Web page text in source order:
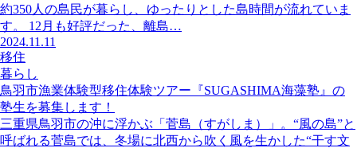
約350人の島民が暮らし、ゆったりとした島時間が流れていま
す。 12月も好評だった、離島…
2024.11.11
移住
暮らし
鳥羽市漁業体験型移住体験ツアー『SUGASHIMA海藻塾』の
塾生を募集します！
三重県鳥羽市の沖に浮かぶ「菅島（すがしま）」。“風の島”と
呼ばれる菅島では、冬場に北西から吹く風を生かした“干す文